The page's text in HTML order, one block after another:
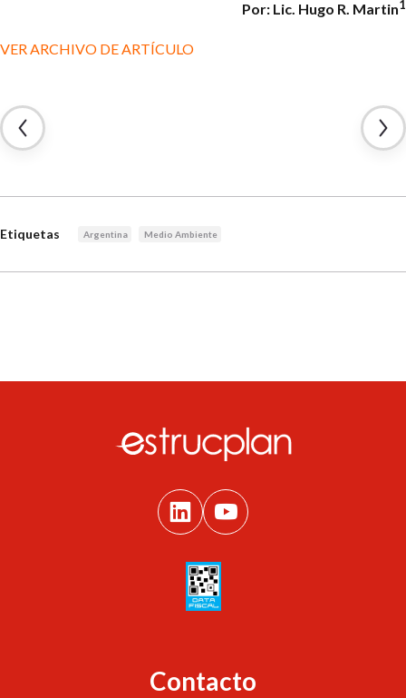
Por: Lic. Hugo R. Martin1
VER ARCHIVO DE ARTÍCULO
Etiquetas Argentina Medio Ambiente
Contacto